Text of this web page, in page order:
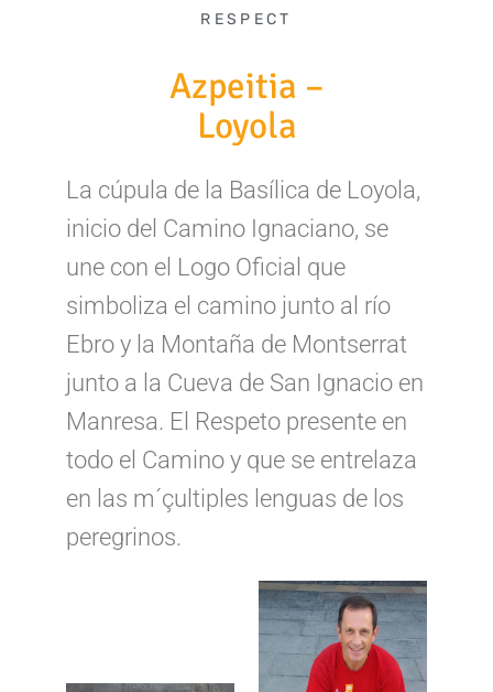
RESPECT
Azpeitia –
Loyola
La cúpula de la Basílica de Loyola,
inicio del Camino Ignaciano, se
une con el Logo Oficial que
simboliza el camino junto al río
Ebro y la Montaña de Montserrat
junto a la Cueva de San Ignacio en
Manresa. El Respeto presente en
todo el Camino y que se entrelaza
en las m´çultiples lenguas de los
peregrinos.